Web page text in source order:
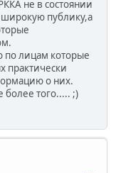
не в состоянии
широкую публику,а
по лицам которые
практически
о них.
более того..... ;)